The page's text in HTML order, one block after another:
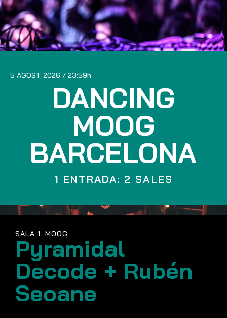
5 AGOST 2026 23:59
DANCING
MOOG
BARCELONA
1 ENTRADA: 2 SALES
SALA 1: MOOG
Pyramidal
Decode + Rubén
Seoane